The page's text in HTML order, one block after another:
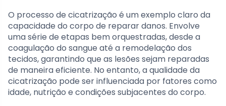
O processo de cicatrização é um exemplo claro da
capacidade do corpo de reparar danos. Envolve
uma série de etapas bem orquestradas, desde a
coagulação do sangue até a remodelação dos
tecidos, garantindo que as lesões sejam reparadas
de maneira eficiente. No entanto, a qualidade da
cicatrização pode ser influenciada por fatores como
idade, nutrição e condições subjacentes do corpo.